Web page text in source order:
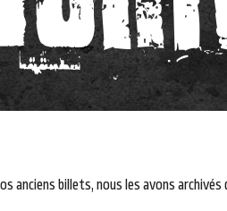
anciens billets, nous les avons